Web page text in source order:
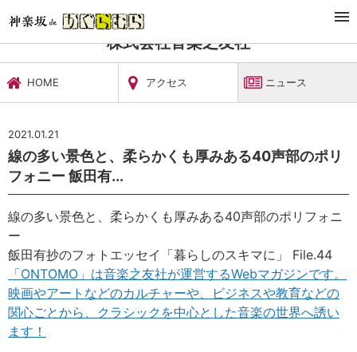
文化施設・ギャラリー
株式会社音楽之友社
HOME アクセス ニュース
2021.01.21
線の多い景色と、柔らかくも厚みある40声部のポリ
フォニー 飯田有...
線の多い景色と、柔らかくも厚みある40声部のポリフォニ
ー
飯田有抄のフォトエッセイ「暮らしのスキマに」 File.44
「ONTOMO」は音楽之友社が運営するWebマガジンです。
映画やアートなどのカルチャーや、ビジネスや教育などの
関心ごとから、クラシックを中心とした音楽の世界へ誘い
ます！